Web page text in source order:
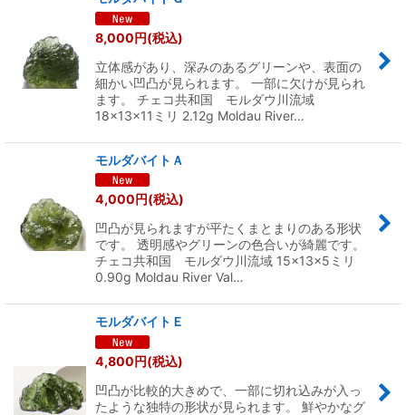
8,000円(税込)
立体感があり、深みのあるグリーンや、表面の
細かい凹凸が見られます。 一部に欠けが見られ
ます。 チェコ共和国 モルダウ川流域
18×13×11ミリ 2.12g Moldau River…
モルダバイトＡ
4,000円(税込)
凹凸が見られますが平たくまとまりのある形状
です。 透明感やグリーンの色合いが綺麗です。
チェコ共和国 モルダウ川流域 15×13×5ミリ
0.90g Moldau River Val…
モルダバイトＥ
4,800円(税込)
凹凸が比較的大きめで、一部に切れ込みが入っ
たような独特の形状が見られます。 鮮やかなグ